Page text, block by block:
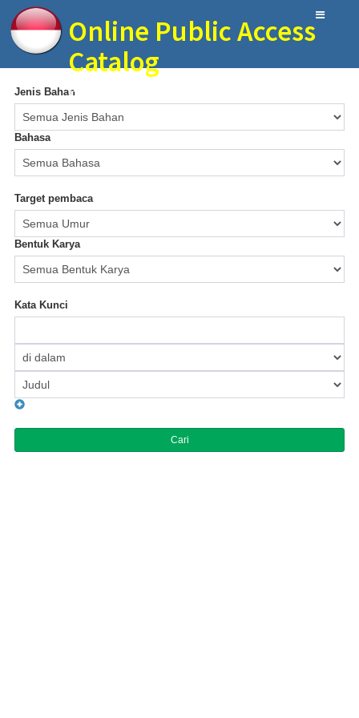
Online Public Access
Catalog
Perpustakaan IMAM SYAFI'I MIN 6 Blitar
Jenis Bahan
Bahasa
Target pembaca
Bentuk Karya
Kata Kunci